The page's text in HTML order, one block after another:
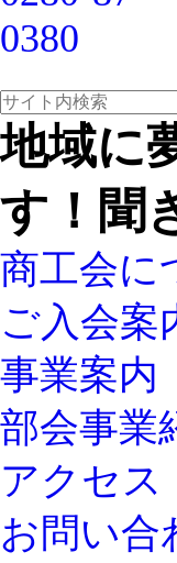
地域に
す！聞
商工会に
ご入会案
事業案内
部会事業
アクセス
お問い合